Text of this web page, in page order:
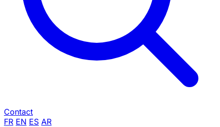
Contact
FR EN ES AR